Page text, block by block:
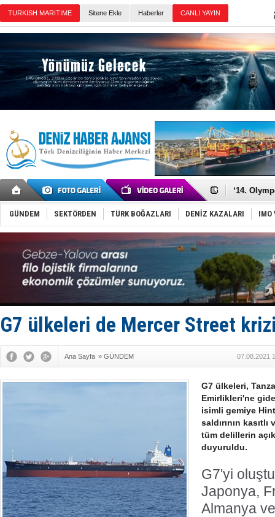
TURKISH MARITIME Sitene Ekle Haberler CANLI YAYIN
Denizcilik
‘14.
Taksi
TÜRKLİM
SOCAR da
D-Marin,
Van’da
TAYK -
GÜNDEM SEKTÖRDEN TÜRK BOĞAZLARI DENİZ KAZALARI IMO
G7 ülkeleri de Mercer Street
Ana Sayfa » GÜNDEM 07.08.2021
G7 ülkeleri,
Emirlikleri'ne
isimli gemiye
saldırının
tüm delillerin
duyuruldu.
G7'yi
Japonya,
Almanya